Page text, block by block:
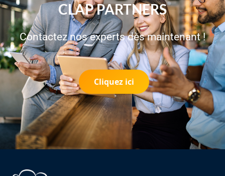
CLAP PARTNERS
Contactez nos experts dès maintenant !
Cliquez ici